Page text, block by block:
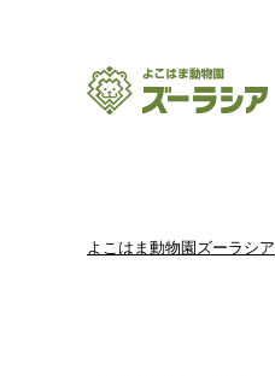
よこはま動物園ズーラシア